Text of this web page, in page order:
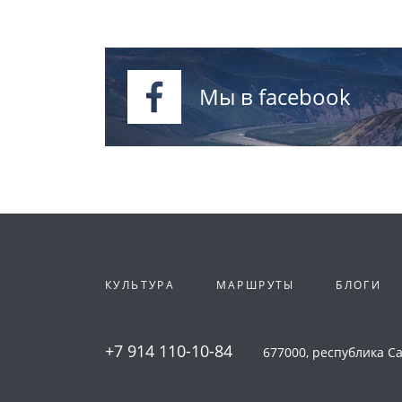
Мы в facebook
КУЛЬТУРА МАРШРУТЫ БЛОГИ
+7 914 110-10-84 677000, республика